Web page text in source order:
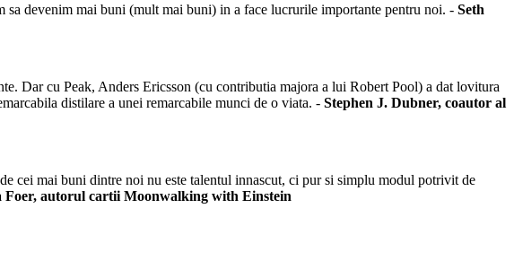
sa devenim mai buni (mult mai buni) in a face lucrurile importante pentru noi. - Seth
Dar cu Peak, Anders Ericsson (cu contributia majora a lui Robert Pool) a dat lovitura
distilare a unei remarcabile munci de o viata. - Stephen J. Dubner, coautor al
cei mai buni dintre noi nu este talentul innascut, ci pur si simplu modul potrivit de
Foer, autorul cartii Moonwalking with Einstein